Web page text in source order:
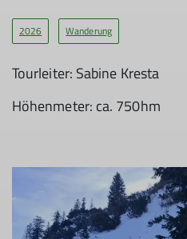
2026 Wanderung
Tourleiter: Sabine Kresta
Höhenmeter: ca. 750hm